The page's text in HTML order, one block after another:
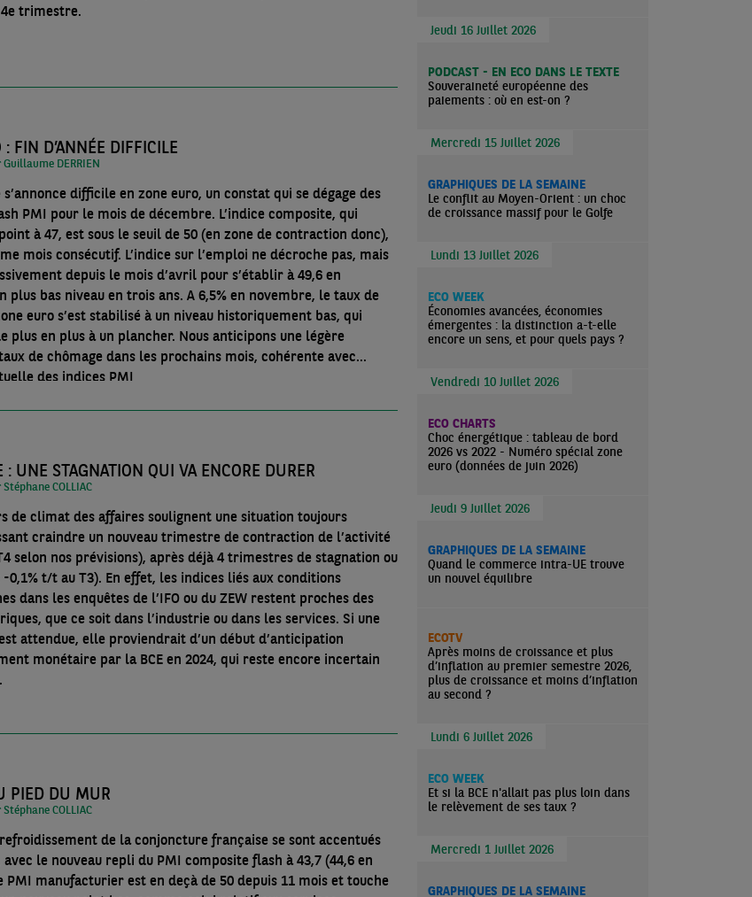
trimestre.
FIN D’ANNÉE DIFFICILE
Guillaume DERRIEN
s’annonce difficile en zone euro, un constat qui se dégage des
PMI pour le mois de décembre. L’indice composite, qui
à 47, est sous le seuil de 50 (en zone de contraction donc),
mois consécutif. L’indice sur l’emploi ne décroche pas, mais
depuis le mois d’avril pour s’établir à 49,6 en
plus bas niveau en trois ans. A 6,5% en novembre, le taux de
euro s’est stabilisé à un niveau historiquement bas, qui
plus en plus à un plancher. Nous anticipons une légère
de chômage dans les prochains mois, cohérente avec
des indices PMI
: UNE STAGNATION QUI VA ENCORE DURER
Stéphane COLLIAC
de climat des affaires soulignent une situation toujours
craindre un nouveau trimestre de contraction de l’activité
selon nos prévisions), après déjà 4 trimestres de stagnation ou
0,1% t/t au T3). En effet, les indices liés aux conditions
dans les enquêtes de l’IFO ou du ZEW restent proches des
que ce soit dans l’industrie ou dans les services. Si une
attendue, elle proviendrait d’un début d’anticipation
monétaire par la BCE en 2024, qui reste encore incertain
PIED DU MUR
Stéphane COLLIAC
refroidissement de la conjoncture française se sont accentués
le nouveau repli du PMI composite flash à 43,7 (44,6 en
PMI manufacturier est en deçà de 50 depuis 11 mois et touche
Jeudi 16 Juillet 2026
PODCAST - EN ECO DANS LE TEXTE
Souveraineté européenne des
paiements : où en est-on ?
Mercredi 15 Juillet 2026
GRAPHIQUES DE LA SEMAINE
Le conflit au Moyen-Orient : un choc
de croissance massif pour le Golfe
Lundi 13 Juillet 2026
ECO WEEK
Économies avancées, économies
émergentes : la distinction a-t-elle
encore un sens, et pour quels pays ?
Vendredi 10 Juillet 2026
ECO CHARTS
Choc énergétique : tableau de bord
2026 vs 2022 - Numéro spécial zone
euro (données de juin 2026)
Jeudi 9 Juillet 2026
GRAPHIQUES DE LA SEMAINE
Quand le commerce intra-UE trouve
un nouvel équilibre
ECOTV
Après moins de croissance et plus
d’inflation au premier semestre 2026,
plus de croissance et moins d’inflation
au second ?
Lundi 6 Juillet 2026
ECO WEEK
Et si la BCE n'allait pas plus loin dans
le relèvement de ses taux ?
Mercredi 1 Juillet 2026
GRAPHIQUES DE LA SEMAINE